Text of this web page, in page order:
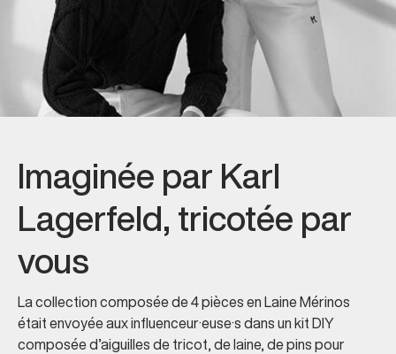
Imaginée par Karl
Lagerfeld, tricotée par
vous
La collection composée de 4 pièces en Laine Mérinos
était envoyée aux influenceur·euse·s dans un kit DIY
composée d’aiguilles de tricot, de laine, de pins pour